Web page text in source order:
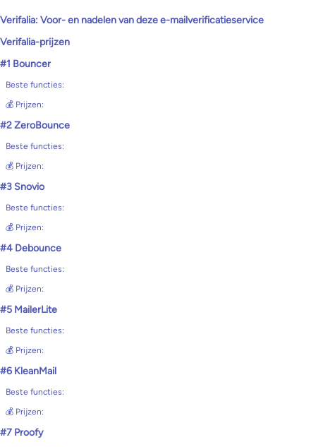
Verifalia: Voor- en nadelen van deze e-mailverificatieservice
Verifalia-prijzen
#1 Bouncer
Beste functies:
💰 Prijzen:
#2 ZeroBounce
Beste functies:
💰 Prijzen:
#3 Snovio
Beste functies:
💰 Prijzen:
#4 Debounce
Beste functies:
💰 Prijzen:
#5 MailerLite
Beste functies:
💰 Prijzen:
#6 KleanMail
Beste functies:
💰 Prijzen:
#7 Proofy